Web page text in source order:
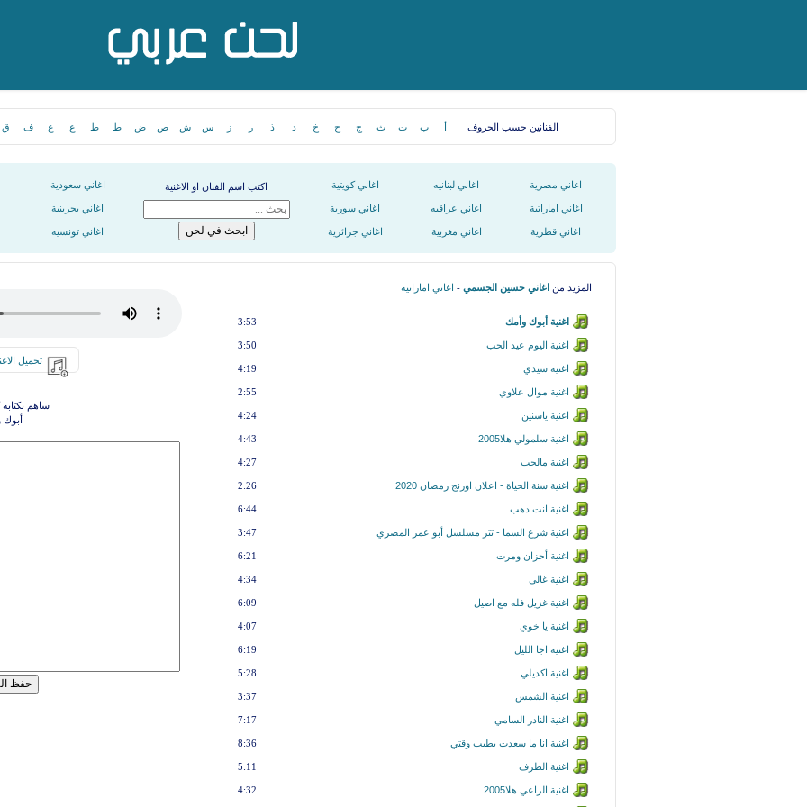
الفنانين حسب الحروف أ ب ت ث ج ح خ د ذ ر ز س ش ص ض ط ظ ع غ ف ق
اغاني مصرية اغاني لبنانيه اغاني كويتية اكتب اسم الفنان او الاغنية اغاني سعودية
اغاني اماراتية اغاني عراقيه اغاني سورية اغاني بحرينية
اغاني قطرية اغاني مغربية اغاني جزائرية اغاني تونسيه
المزيد من اغاني حسين الجسمي - اغاني اماراتية
اغنية أبوك وأمك 3:53
اغنية اليوم عيد الحب 3:50
اغنية سيدي 4:19
اغنية موال علاوي 2:55
اغنية ياسنين 4:24
اغنية سلمولي هلا2005 4:43
اغنية مالحب 4:27
اغنية سنة الحياة - اعلان اورنج رمضان 2020 2:26
اغنية انت دهب 6:44
اغنية شرع السما - تتر مسلسل أبو عمر المصري 3:47
اغنية أحزان ومرت 6:21
اغنية غالي 4:34
اغنية غزيل فله مع اصيل 6:09
اغنية يا خوي 4:07
اغنية اجا الليل 6:19
اغنية اكديلي 5:28
اغنية الشمس 3:37
اغنية النادر السامي 7:17
اغنية انا ما سعدت بطيب وقتي 8:36
اغنية الطرف 5:11
اغنية الراعي هلا2005 4:32
تحميل
ساهم بكتابه
أبوك